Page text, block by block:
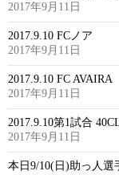
2017年9月11日
2017.9.10 FCノア
2017年9月11日
2017.9.10 FC AVAIRA
2017年9月11日
2017.9.10第1試合
2017年9月11日
本日9/10(日)助っ人選